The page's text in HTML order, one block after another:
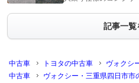
記事一覧
中古車 トヨタの中古車 ヴォクシ
中古車
ヴォクシー・三重県四日市市